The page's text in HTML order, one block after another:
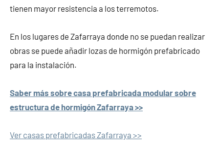
tienen mayor resistencia a los terremotos.
En los lugares de Zafarraya donde no se puedan realizar
obras se puede añadir lozas de hormigón prefabricado
para la instalación.
Saber más sobre casa prefabricada modular sobre
estructura de hormigón Zafarraya >>
Ver casas prefabricadas Zafarraya >>